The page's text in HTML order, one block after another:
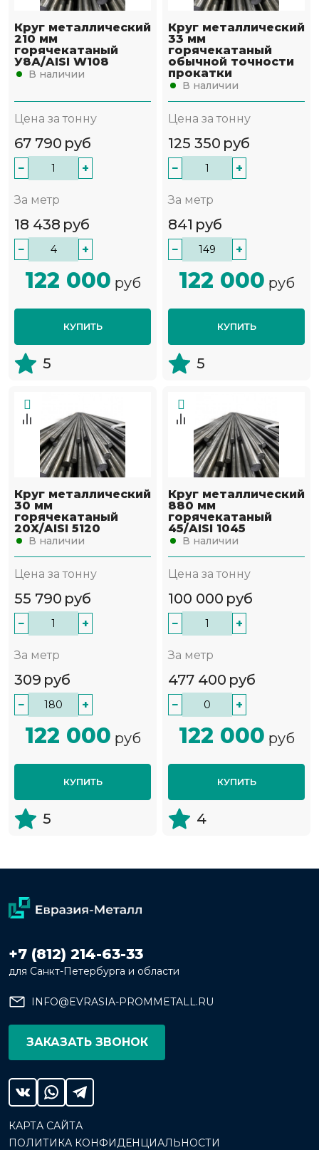
Круг металлический
210 мм
горячекатаный
У8А/AISI W108
В наличии
Цена за тонну
67 790 руб
− +
За метр
18 438 руб
− +
122 000 руб
КУПИТЬ
5
Круг металлический
33 мм
горячекатаный
обычной точности
прокатки
В наличии
Цена за тонну
125 350 руб
− +
За метр
841 руб
− +
122 000 руб
КУПИТЬ
5
Круг металлический
30 мм
горячекатаный
20Х/AISI 5120
В наличии
Цена за тонну
55 790 руб
− +
За метр
309 руб
− +
122 000 руб
КУПИТЬ
5
Круг металлический
880 мм
горячекатаный
45/AISI 1045
В наличии
Цена за тонну
100 000 руб
− +
За метр
477 400 руб
− +
122 000 руб
КУПИТЬ
4
+7 (812) 214-63-33
для Санкт-Петербурга и области
INFO@EVRASIA-PROMMETALL.RU
ЗАКАЗАТЬ ЗВОНОК
КАРТА САЙТА
ПОЛИТИКА КОНФИДЕНЦИАЛЬНОСТИ